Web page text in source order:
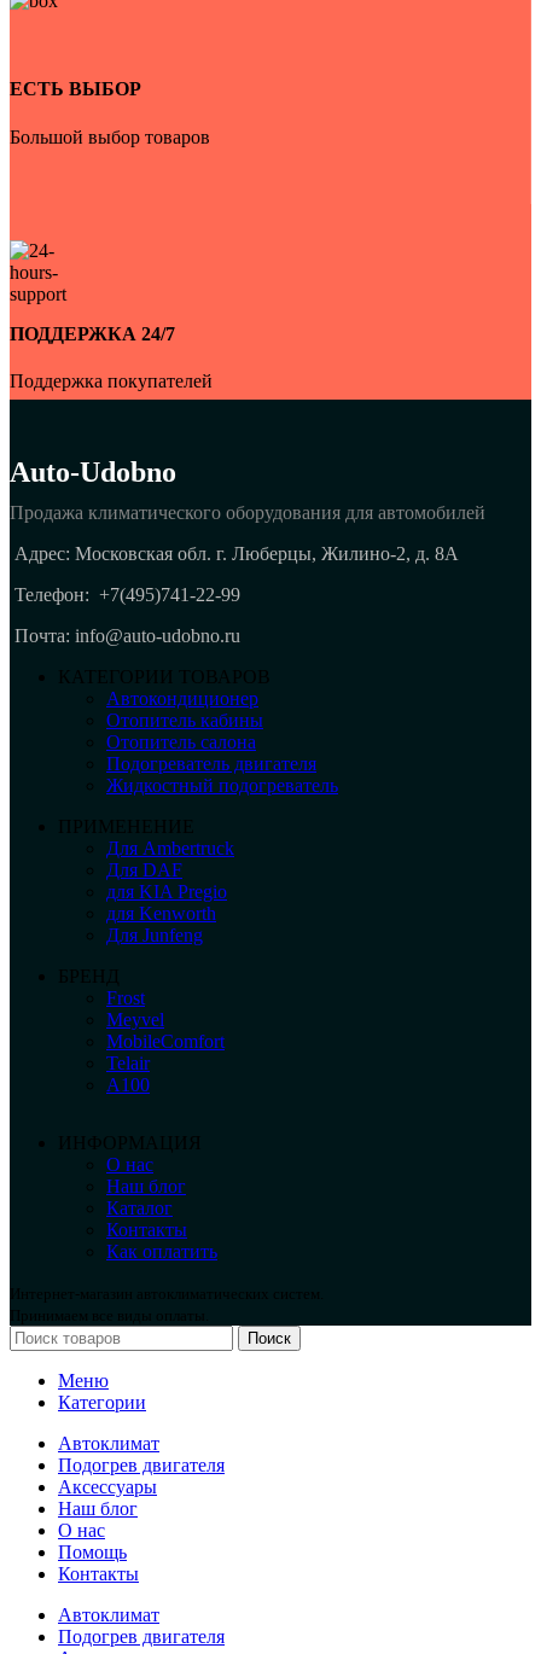
ЕСТЬ ВЫБОР
Большой выбор товаров
ПОДДЕРЖКА 24/7
Поддержка покупателей
Auto-Udobno
Продажа климатического оборудования для автомобилей
Адрес: Московская обл. г. Люберцы, Жилино-2, д. 8A
Телефон: +7(495)741-22-99
Почта: info@auto-udobno.ru
КАТЕГОРИИ ТОВАРОВ
Автокондиционер
Отопитель кабины
Отопитель салона
Подогреватель двигателя
Жидкостный подогреватель
ПРИМЕНЕНИЕ
Для Ambertruck
Для DAF
для KIA Pregio
для Kenworth
Для Junfeng
БРЕНД
Frost
Meyvel
MobileComfort
Telair
А100
ИНФОРМАЦИЯ
О нас
Наш блог
Каталог
Контакты
Как оплатить
Интернет-магазин автоклиматических систем.
Принимаем все виды оплаты.
Поиск
Меню
Категории
Автоклимат
Подогрев двигателя
Аксессуары
Наш блог
О нас
Помощь
Контакты
Автоклимат
Подогрев двигателя